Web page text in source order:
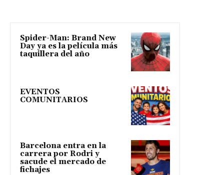
Spider-Man: Brand New
Day ya es la película más
taquillera del año
EVENTOS
COMUNITARIOS
Barcelona entra en la
carrera por Rodri y
sacude el mercado de
fichajes